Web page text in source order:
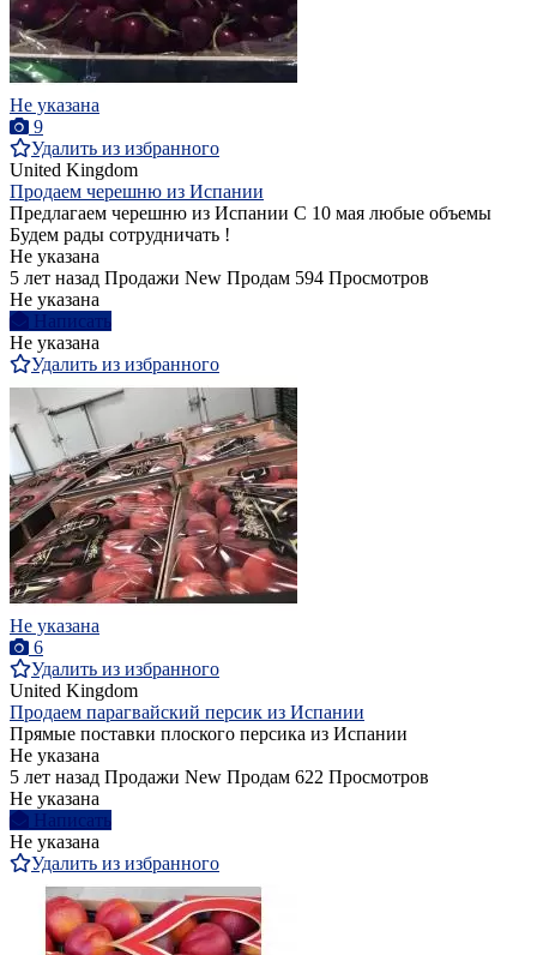
Не указана
9
Удалить из избранного
United Kingdom
Продаем черешню из Испании
Предлагаем черешню из Испании С 10 мая любые объемы
Будем рады сотрудничать !
Не указана
5 лет назад Продажи New Продам 594 Просмотров
Не указана
Написать
Не указана
Удалить из избранного
Не указана
6
Удалить из избранного
United Kingdom
Продаем парагвайский персик из Испании
Прямые поставки плоского персика из Испании
Не указана
5 лет назад Продажи New Продам 622 Просмотров
Не указана
Написать
Не указана
Удалить из избранного